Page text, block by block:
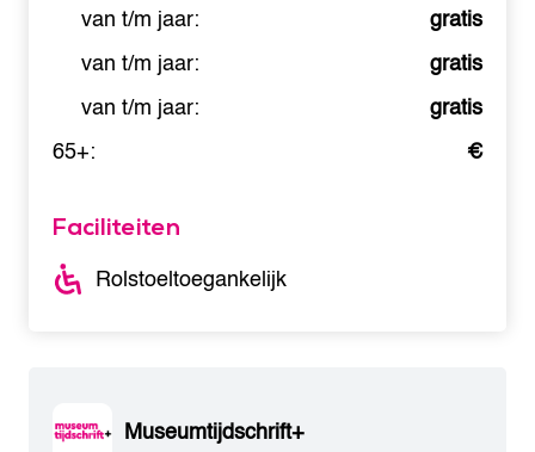
van t/m jaar:
gratis
van t/m jaar:
gratis
van t/m jaar:
gratis
65+:
€
Faciliteiten
Rolstoeltoegankelijk
Museumtijdschrift+